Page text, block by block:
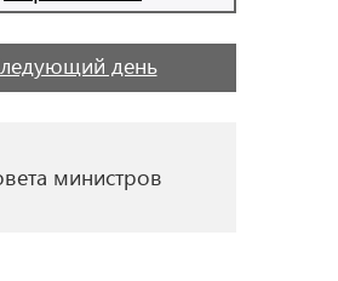
день
министров